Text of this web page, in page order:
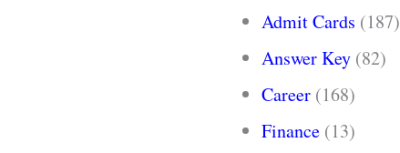
Admit Cards (187)
Answer Key (82)
Career (168)
Finance (13)